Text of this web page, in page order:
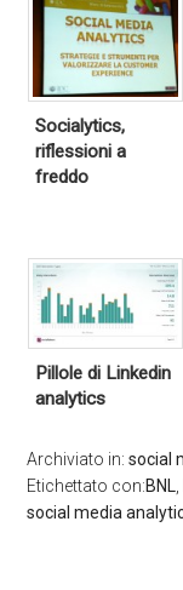
Socialytics,
riflessioni a
freddo
Pillole di Linkedin
analytics
Archiviato in:social
Etichettato con:BNL
social media